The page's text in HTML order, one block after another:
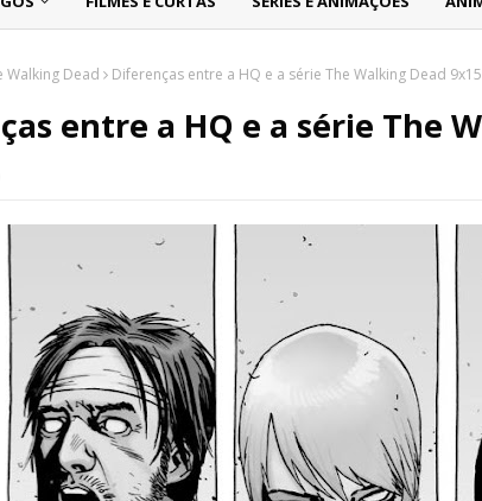
Walking Dead Diferenças entre a HQ e a série The Walking Dead 9x15
entre a HQ e a série The